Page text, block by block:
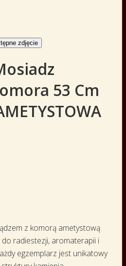
zdjęcie
53 Cm
z komorą ametystową
do radiestezji, aromaterapii i
egzemplarz jest unikatowy